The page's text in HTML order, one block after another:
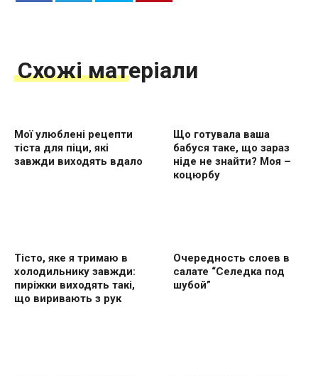
Схожі матеріали
Мої улюблені рецепти
тіста для піци, які
завжди виходять вдало
Що готувала ваша
бабуся таке, що зараз
ніде не знайти? Моя –
коцюрбу
Тісто, яке я тримаю в
холодильнику завжди:
пиріжки виходять такі,
що виривають з рук
Очередность слоев в
салате “Селедка под
шубой”